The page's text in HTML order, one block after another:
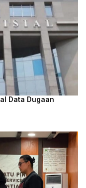
Data Dugaan